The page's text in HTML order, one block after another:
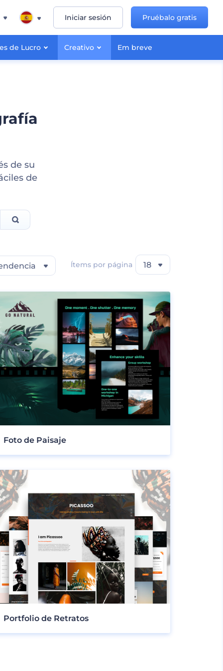
de Lucro Creativo Em breve
Iniciar sesión Pruébalo gratis
de su
de
Ítems por página 18
Foto de Paisaje
Portfolio de Retratos